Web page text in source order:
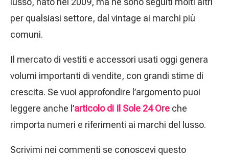
per qualsiasi settore, dal vintage ai marchi più
comuni.
Il mercato di vestiti e accessori usati oggi genera
volumi importanti di vendite, con grandi stime di
crescita. Se vuoi approfondire l’argomento puoi
leggere anche l’articolo di Il Sole 24 Ore che
rimporta numeri e riferimenti ai marchi del lusso.
Scrivimi nei commenti se conoscevi questo